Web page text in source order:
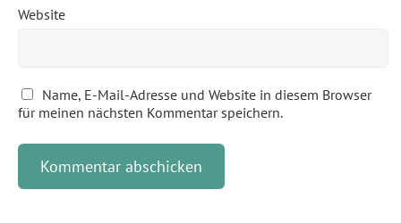
Website
Name, E-Mail-Adresse und Website in diesem Browser
für meinen nächsten Kommentar speichern.